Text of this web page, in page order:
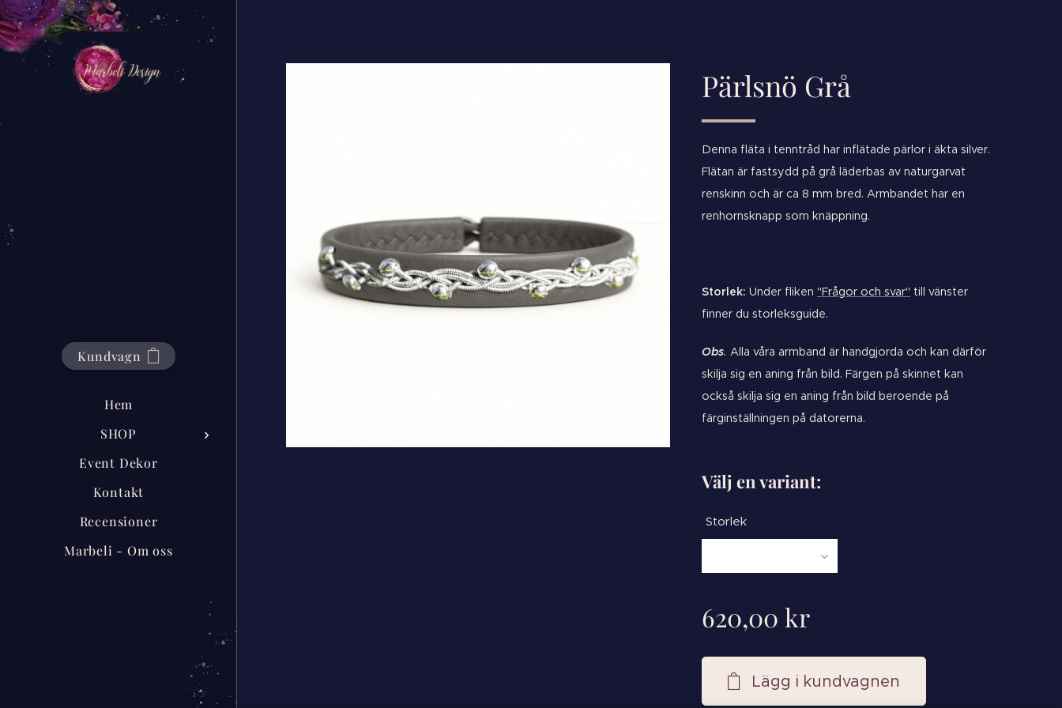
Kundvagn
Hem
SHOP
Event Dekor
Kontakt
Recensioner
Marbeli - Om oss
Pärlsnö Grå
Denna fläta i tenntråd har inflätade pärlor i äkta silver.
Flätan är fastsydd på grå läderbas av naturgarvat
renskinn och är ca 8 mm bred. Armbandet har en
renhornsknapp som knäppning.
Storlek: Under fliken "Frågor och svar" till vänster
finner du storleksguide.
Obs. Alla våra armband är handgjorda och kan därför
skilja sig en aning från bild. Färgen på skinnet kan
också skilja sig en aning från bild beroende på
färginställningen på datorerna.
Välj en variant:
Storlek
620,00 kr
Lägg i kundvagnen